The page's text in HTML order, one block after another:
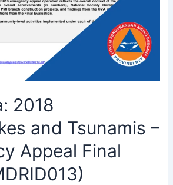
2018
and Tsunamis –
Appeal Final